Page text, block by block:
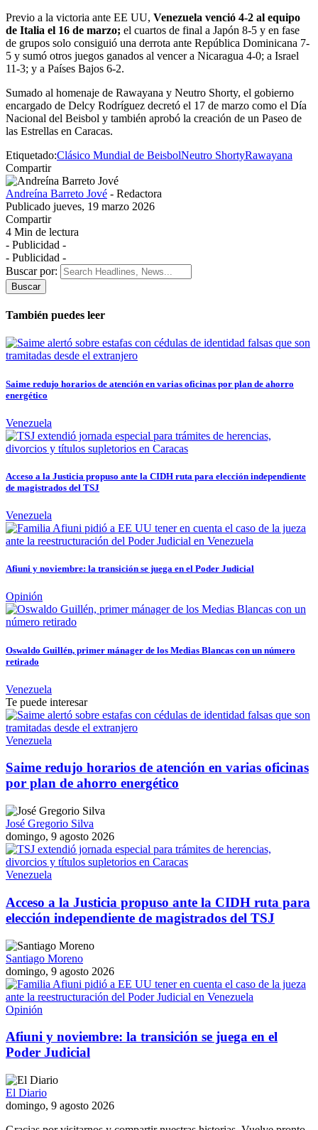
Previo a la victoria ante EE UU, Venezuela venció 4-2 al equipo
de Italia el 16 de marzo; el cuartos de final a Japón 8-5 y en fase
de grupos solo consiguió una derrota ante República Dominicana 7-
5 y sumó otros juegos ganados al vencer a Nicaragua 4-0; a Israel
11-3; y a Países Bajos 6-2.
Sumado al homenaje de Rawayana y Neutro Shorty, el gobierno
encargado de Delcy Rodríguez decretó el 17 de marzo como el Día
Nacional del Beisbol y también aprobó la creación de un Paseo de
las Estrellas en Caracas.
Etiquetado:Clásico Mundial de BeisbolNeutro ShortyRawayana
Compartir
Andreína Barreto Jové - Redactora
Publicado jueves, 19 marzo 2026
Compartir
4 Min de lectura
- Publicidad -
- Publicidad -
Buscar por:
También puedes leer
Saime redujo horarios de atención en varias oficinas por plan de ahorro
energético
Venezuela
Acceso a la Justicia propuso ante la CIDH ruta para elección independiente
de magistrados del TSJ
Venezuela
Afiuni y noviembre: la transición se juega en el Poder Judicial
Opinión
Oswaldo Guillén, primer mánager de los Medias Blancas con un número
retirado
Venezuela
Te puede interesar
Venezuela
Saime redujo horarios de atención en varias oficinas
por plan de ahorro energético
José Gregorio Silva
domingo, 9 agosto 2026
Venezuela
Acceso a la Justicia propuso ante la CIDH ruta para
elección independiente de magistrados del TSJ
Santiago Moreno
domingo, 9 agosto 2026
Opinión
Afiuni y noviembre: la transición se juega en el
Poder Judicial
El Diario
domingo, 9 agosto 2026